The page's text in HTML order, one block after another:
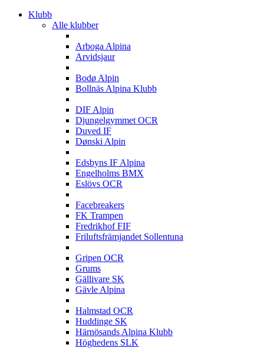
Klubb
Alle klubber
Arboga Alpina
Arvidsjaur
Bodø Alpin
Bollnäs Alpina Klubb
DIF Alpin
Djungelgymmet OCR
Duved IF
Dønski Alpin
Edsbyns IF Alpina
Engelholms BMX
Eslövs OCR
Facebreakers
FK Trampen
Fredrikhof FIF
Friluftsfrämjandet Sollentuna
Gripen OCR
Grums
Gällivare SK
Gävle Alpina
Halmstad OCR
Huddinge SK
Härnösands Alpina Klubb
Höghedens SLK